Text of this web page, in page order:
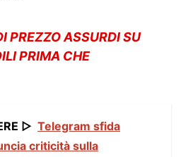
PREZZO ASSURDI SU
PRIMA CHE
▷ Telegram sfida
criticità sulla